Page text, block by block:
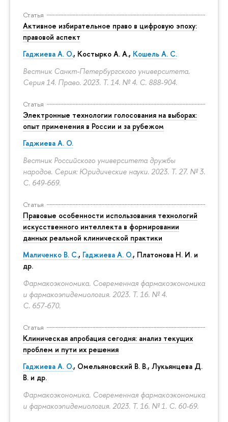
Статья
Активное избирательное право в цифровую эпоху:
правовой аспект
Гаджиева А. О., Костырко А. А., Кошель А. С.
Вестник Санкт-Петербургского университета.
Серия 14. Право. 2023. Т. 14. № 4. С. 888-904.
Статья
Электронные технологии голосования на выборах:
опыт применения в России и за рубежом
Гаджиева А. О.
Вестник Российского университета дружбы
народов. Серия: Юридические науки. 2023. Т. 27. № 3.
С. 649-669.
Статья
Правовые особенности использования технологий
искусственного интеллекта в формировании
данных реальной клинической практики
Маличенко В. С., Гаджиева А. О., Платонова Н. И. и
др.
Фармакоэкономика. Современная фармакоэкономика
и фармакоэпидемиология. 2023. Т. 16. № 4.
С. 657-670.
Статья
Клиническая апробация сегодня: анализ текущих
проблем и пути их решения
Гаджиева А. О., Омельяновский В. В., Лукьянцева Д.
В. и др.
Фармакоэкономика. Современная фармакоэкономика
и фармакоэпидемиология. 2023. Т. 16. № 1. С. 60-69.